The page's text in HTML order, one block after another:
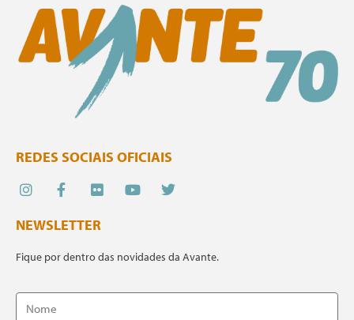
REDES SOCIAIS OFICIAIS
NEWSLETTER
Fique por dentro das novidades da Avante.